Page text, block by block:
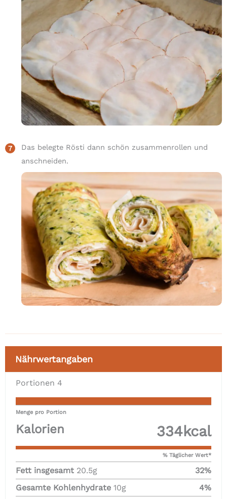
Das belegte Rösti dann schön zusammenrollen und
anschneiden.
Nährwertangaben
Portionen 4
Menge pro Portion
Kalorien 334kcal
% Täglicher Wert*
Fett insgesamt 20.5g 32%
Gesamte Kohlenhydrate 10g 4%